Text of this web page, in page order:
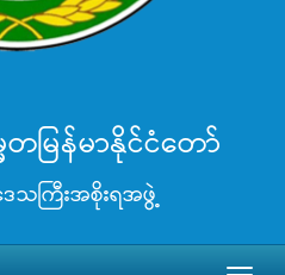
မြန်မာနိုင်ငံတော်
သကြီးအစိုးရအဖွဲ့